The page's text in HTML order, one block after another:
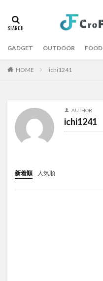
GADGET OUTDOOR FOOD
HOME ichi1241
AUTHOR
ichi1241
新着順 人気順